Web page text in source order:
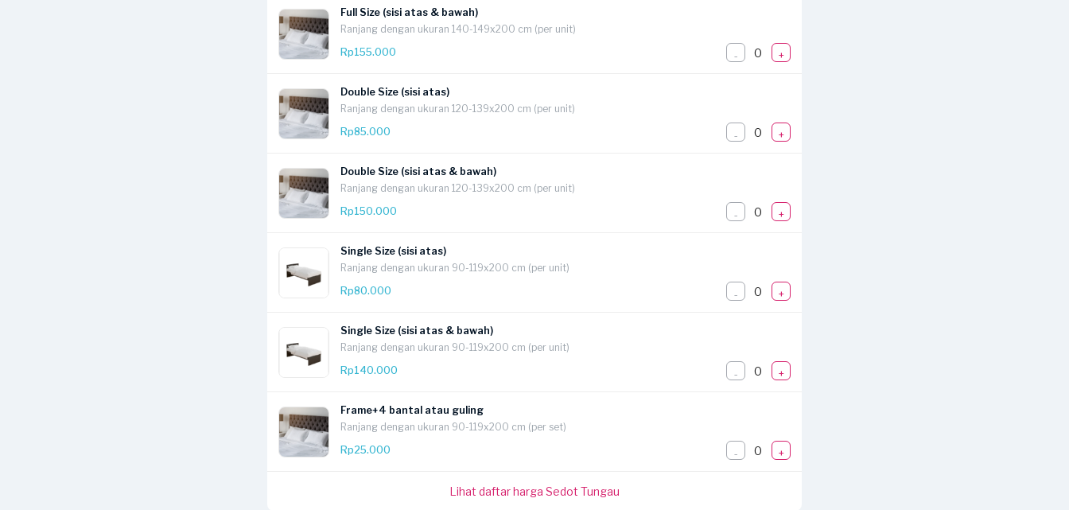
Full Size (sisi atas & bawah)
Ranjang dengan ukuran 140-149x200 cm (per unit)
Rp155.000
- 0 +
Double Size (sisi atas)
Ranjang dengan ukuran 120-139x200 cm (per unit)
Rp85.000
- 0 +
Double Size (sisi atas & bawah)
Ranjang dengan ukuran 120-139x200 cm (per unit)
Rp150.000
- 0 +
Single Size (sisi atas)
Ranjang dengan ukuran 90-119x200 cm (per unit)
Rp80.000
- 0 +
Single Size (sisi atas & bawah)
Ranjang dengan ukuran 90-119x200 cm (per unit)
Rp140.000
- 0 +
Frame+4 bantal atau guling
Ranjang dengan ukuran 90-119x200 cm (per set)
Rp25.000
- 0 +
Lihat daftar harga Sedot Tungau